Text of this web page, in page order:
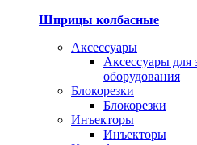
Шприцы колбасные
Аксессуары
Аксессуары для
оборудования
Блокорезки
Блокорезки
Инъекторы
Инъекторы